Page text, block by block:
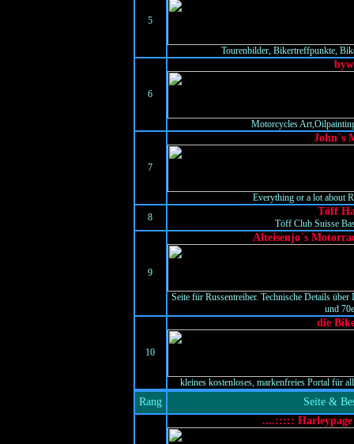
5
Tourenbilder, Bikertreffpunkte,
6
Motorcycles
7
John`s
Everything or a lot about
8
Töff
Töff Club Suisse
9
Alteisenjo`s
Seite für Russentreiber. Technische Details
und
10
die
kleines kostenloses, markenfreies Portal für
Rang Seite &
....::::: Harleypage